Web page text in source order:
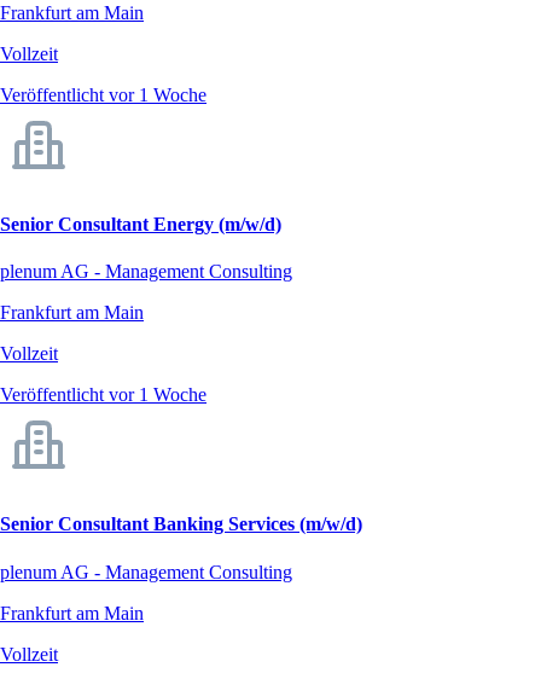
Frankfurt am Main
Vollzeit
Veröffentlicht vor 1 Woche
Senior Consultant Energy (m/w/d)
plenum AG - Management Consulting
Frankfurt am Main
Vollzeit
Veröffentlicht vor 1 Woche
Senior Consultant Banking Services (m/w/d)
plenum AG - Management Consulting
Frankfurt am Main
Vollzeit